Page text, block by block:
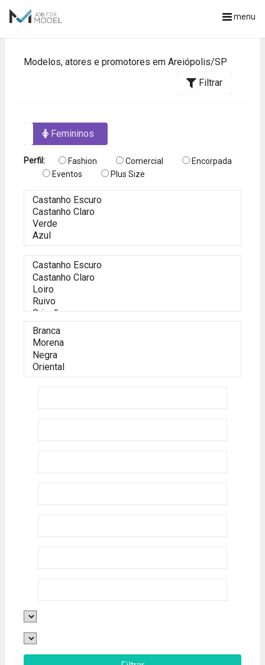
menu
Modelos, atores e promotores em Areiópolis/SP
Filtrar
Femininos
Perfil: Fashion Comercial
Encorpada
Eventos
Plus Size